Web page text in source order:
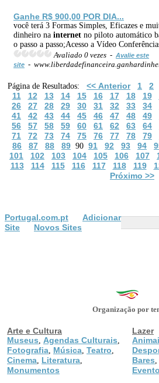
Ganhe R$ 900,00 POR DIA...
você terá 3 Formas Simples, Eficazes e
dinheiro na internet no piloto automático
o passo a passo;Acesso a Vídeo
Avaliado 0 vezes - Avalie este
site -
Página de Resultados: << Anterior 1 2
11
12 13 14 15 16 17 18 19
26
27 28 29 30 31 32 33 34
41
42 43 44 45 46 47 48 49
56
57 58 59 60 61 62 63 64
71
72 73 74 75 76 77 78 79
86
87 88 89 90 91 92 93 94
101
102 103 104 105 106 107
113
114 115 116 117 118 119
Próximo >>
Portugal.com.pt
Adicionar
Site
Novos Sites
Organização por
Arte e Cultura
Museus
Agendas Culturais
Fotografia Música Teatro
Cinema Literatura
Monumentos
Lazer
Bares